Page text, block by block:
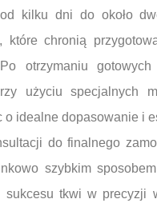
kilku dni do około
które chronią
otrzymaniu
użyciu specjalnych
o idealne dopasowanie i
do finalnego
szybkim
tkwi w precyzji